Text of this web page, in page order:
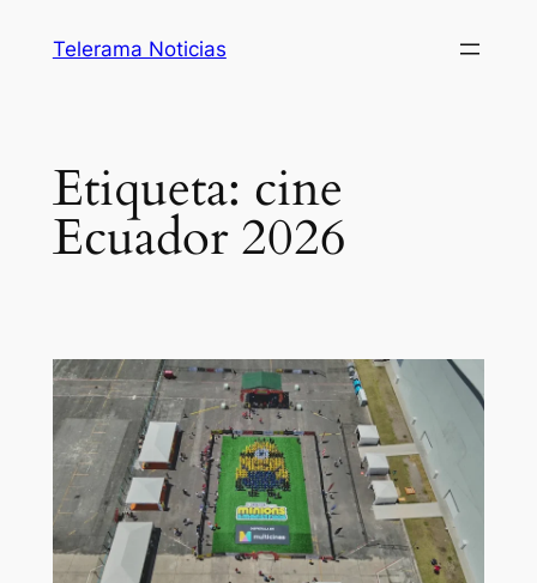
Telerama Noticias
Etiqueta: cine
Ecuador 2026